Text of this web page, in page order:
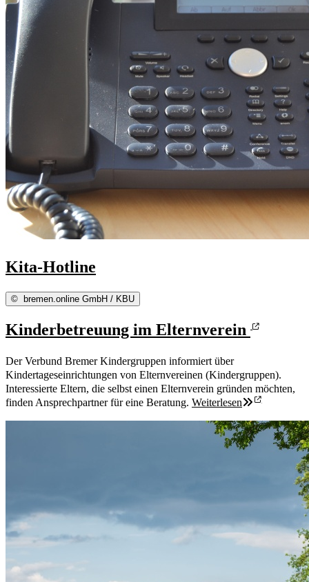
Kita-Hotline
© bremen.online GmbH / KBU
Kinderbetreuung im Elternverein
Der Verbund Bremer Kindergruppen informiert über
Kindertageseinrichtungen von Elternvereinen (Kindergruppen).
Interessierte Eltern, die selbst einen Elternverein gründen möchten,
finden Ansprechpartner für eine Beratung. Weiterlesen